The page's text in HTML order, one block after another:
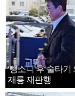
‘뺑소니 후 술타기
재룡 재판행